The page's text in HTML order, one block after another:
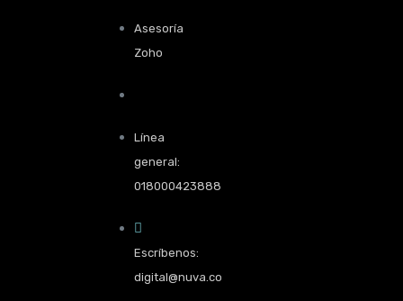
Asesoría
Zoho
Línea
general:
018000423888
Escríbenos:
digital@nuva.co